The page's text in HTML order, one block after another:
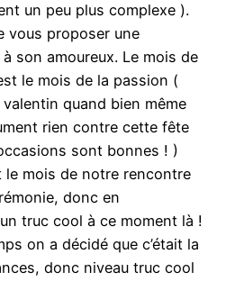
un peu plus complexe ).
vous proposer une
son amoureux. Le mois de
le mois de la passion (
quand bien même
rien contre cette fête
sont bonnes ! )
le mois de notre rencontre
donc en
truc cool à ce moment là !
on a décidé que c’était la
donc niveau truc cool